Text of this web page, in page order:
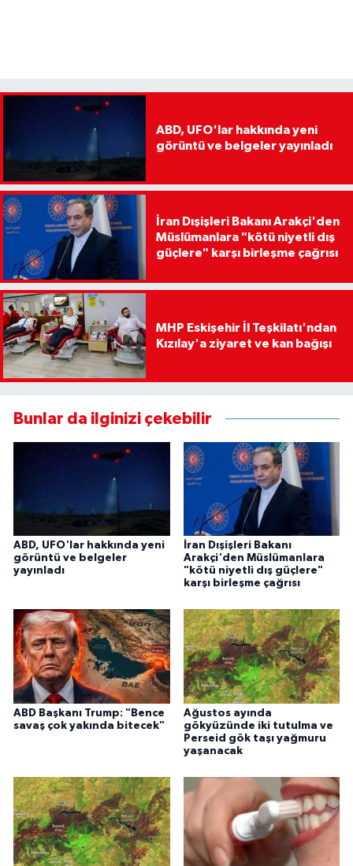
ABD, UFO'lar hakkında yeni
görüntü ve belgeler yayınladı
İran Dışişleri Bakanı Arakçi'den
Müslümanlara "kötü niyetli dış
güçlere" karşı birleşme çağrısı
MHP Eskişehir İl Teşkilatı'ndan
Kızılay'a ziyaret ve kan bağışı
Bunlar da ilginizi çekebilir
ABD, UFO'lar hakkında yeni
görüntü ve belgeler
yayınladı
İran Dışişleri Bakanı
Arakçi'den Müslümanlara
"kötü niyetli dış güçlere"
karşı birleşme çağrısı
ABD Başkanı Trump: "Bence
savaş çok yakında bitecek"
Ağustos ayında
gökyüzünde iki tutulma ve
Perseid gök taşı yağmuru
yaşanacak